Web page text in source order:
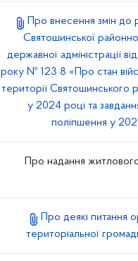
Про внесення змін
Святошинської
державної адміністрації
року № 123 8 «Про стан
території Святошинського
у 2024 році та
поліпшення у
Про надання
Про деякі питання
територіальної